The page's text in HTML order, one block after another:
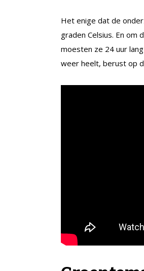
Het enige dat de
graden Celsius. En
moesten ze 24 uur
weer heelt, berust op